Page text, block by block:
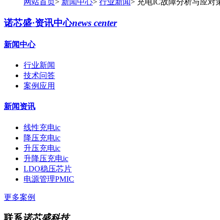
诺芯盛·资讯中心news center
新闻中心
行业新闻
技术问答
案例应用
新闻资讯
线性充电ic
降压充电ic
升压充电ic
升降压充电ic
LDO稳压芯片
电源管理PMIC
更多案例
联系诺芯盛科技